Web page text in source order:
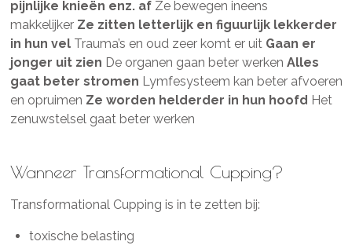
pijnlijke knieën enz. afZe bewegen ineens
makkelijker Ze zitten letterlijk en figuurlijk lekkerder
in hun velTrauma’s en oud zeer komt er uit Gaan er
jonger uit zien De organen gaan beter werken Alles
gaat beter stromen Lymfesysteem kan beter afvoeren
en opruimen Ze worden helderder in hun hoofd Het
zenuwstelsel gaat beter werken
Wanneer Transformational Cupping?
Transformational Cupping is in te zetten bij:
toxische belasting